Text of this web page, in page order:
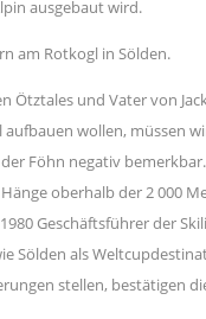
ausgebaut wird.
am Rotkogl in Sölden.
und Vater von
wollen, müssen
Föhn negativ
oberhalb der 2 000
Geschäftsführer der
Sölden als
stellen, bestätigen